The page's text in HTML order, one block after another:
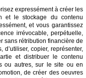
expressément à créer les
et le stockage du contenu
et vous garantissez
irrévocable, perpétuelle,
sans rétribution financière de
copier, représenter,
et distribuer le contenu
ou autres, sur le site ou en
de créer des oeuvres